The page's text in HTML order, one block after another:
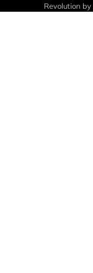
Revolution by